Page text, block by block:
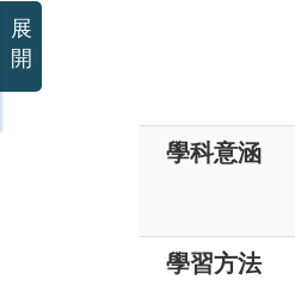
學科意涵
學習方法
展
開